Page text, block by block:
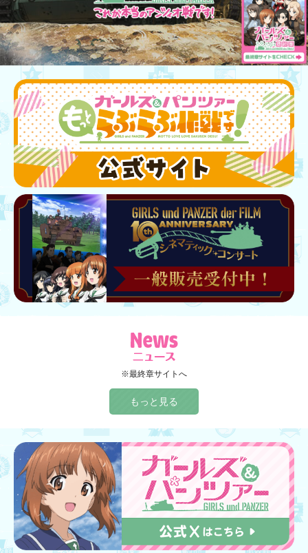
※最終章サイトへ
もっと見る